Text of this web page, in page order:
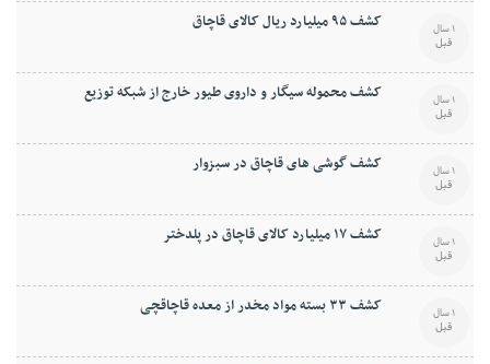
کشف ۹۵ ميليارد ريال کالای قاچاق 1 سال
قبل
کشف محموله سيگار و داروی طيور خارج از شبکه توزيع 1 سال
قبل
کشف گوشی های قاچاق در سبزوار 1 سال
قبل
کشف ۱۷ ميليارد کالای قاچاق در پلدختر 1 سال
قبل
کشف ۳۳ بسته مواد مخدر از معده قاچاقچی 1 سال
قبل